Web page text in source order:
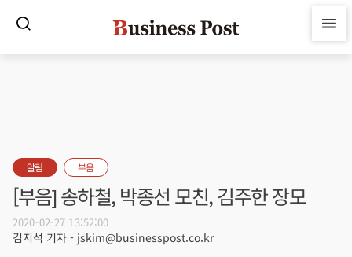
알림 부음
[부음] 송하철, 박종선 모친, 김주한 장모
2020-02-27 13:52:00
김지석 기자 - jskim@businesspost.co.kr